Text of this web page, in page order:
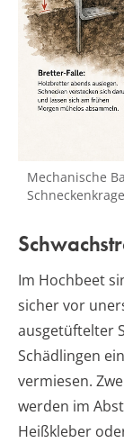
Mechanische
Im Hochbeet
sicher vor
ausgetüftelter
Schädlingen
vermiesen.
werden im
Heißkleber